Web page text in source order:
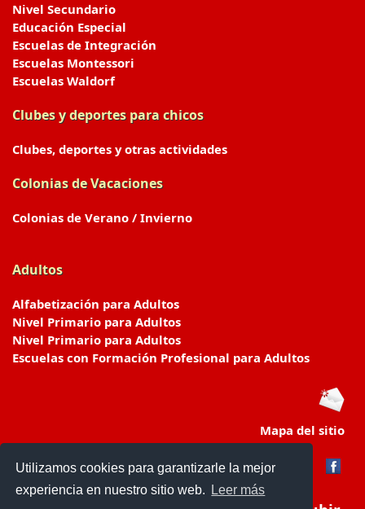
Utilizamos cookies para garantizarle la mejor
experiencia en nuestro sitio web.
Leer más
Nivel Secundario
Educación Especial
Escuelas de Integración
Escuelas Montessori
Escuelas Waldorf
Clubes y deportes para chicos
Clubes, deportes y otras actividades
Colonias de Vacaciones
Colonias de Verano / Invierno
Adultos
Alfabetización para Adultos
Nivel Primario para Adultos
Nivel Primario para Adultos
Escuelas con Formación Profesional para Adultos
Mapa del sitio